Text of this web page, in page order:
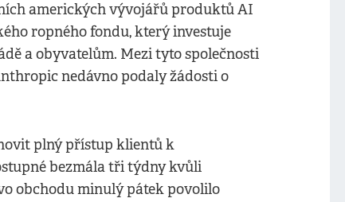
amerických vývojářů produktů AI
ropného fondu, který investuje
a obyvatelům. Mezi tyto společnosti
nedávno podaly žádosti o
plný přístup klientů k
bezmála tři týdny kvůli
obchodu minulý pátek povolilo